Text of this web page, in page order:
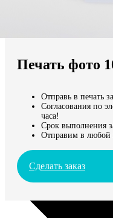
Мы доставляем по
Продолжить без города
Печать фото
Отправь в печать
Согласования по
часа!
Срок выполнения
Отправим в
Сделать заказ